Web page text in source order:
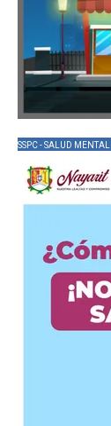
SSPC - SALUD MENTAL